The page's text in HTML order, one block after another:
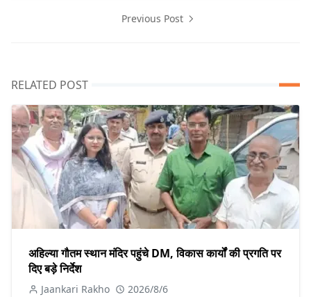
Previous Post
RELATED POST
अहिल्या गौतम स्थान मंदिर पहुंचे DM, विकास कार्यों की प्रगति पर
दिए बड़े निर्देश
Jaankari Rakho 2026/8/6